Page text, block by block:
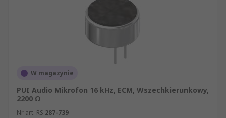
W magazynie
PUI Audio Mikrofon 16 kHz, ECM, Wszechkierunkowy,
2200 Ω
Nr art. RS 287-739